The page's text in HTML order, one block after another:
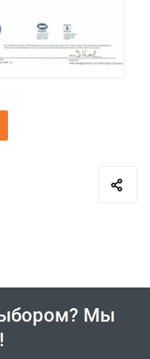
Мы